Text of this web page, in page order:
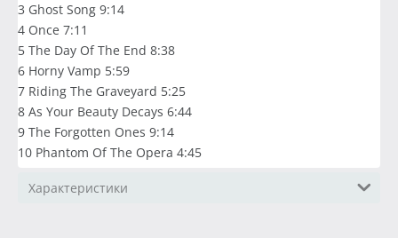
3 Ghost Song 9:14
4 Once 7:11
5 The Day Of The End 8:38
6 Horny Vamp 5:59
7 Riding The Graveyard 5:25
8 As Your Beauty Decays 6:44
9 The Forgotten Ones 9:14
10 Phantom Of The Opera 4:45
Характеристики